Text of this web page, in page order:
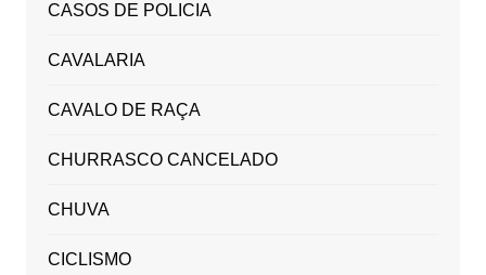
CASOS DE POLICIA
CAVALARIA
CAVALO DE RAÇA
CHURRASCO CANCELADO
CHUVA
CICLISMO